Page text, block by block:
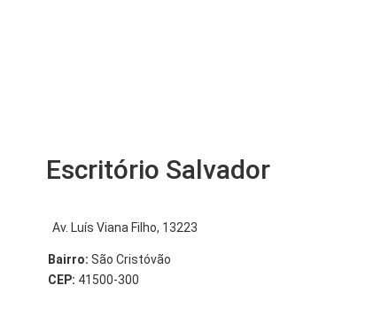
Escritório Salvador
Av. Luís Viana Filho, 13223
Bairro: São Cristóvão
CEP: 41500-300